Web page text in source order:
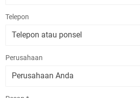
Telepon
Perusahaan